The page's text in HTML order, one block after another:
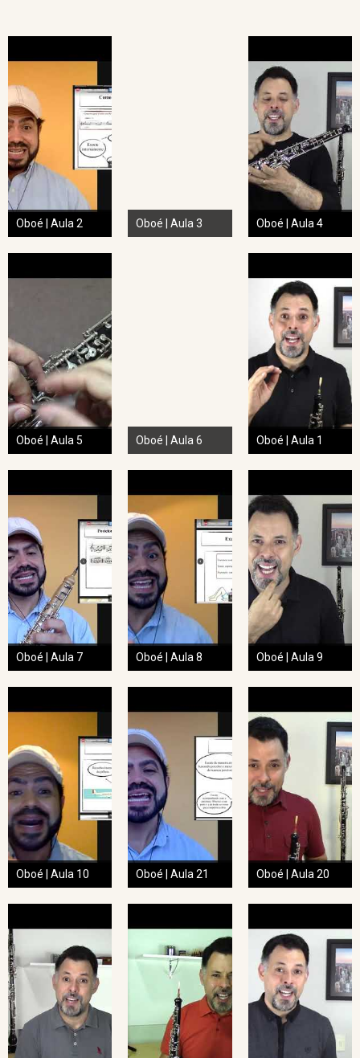
Oboé | Aula 2 Oboé | Aula 3 Oboé | Aula 4
Oboé | Aula 5 Oboé | Aula 6 Oboé | Aula 1
Oboé | Aula 7 Oboé | Aula 8 Oboé | Aula 9
Oboé | Aula 10 Oboé | Aula 21 Oboé | Aula 20